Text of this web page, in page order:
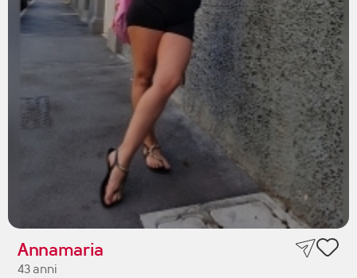
Annamaria
43 anni